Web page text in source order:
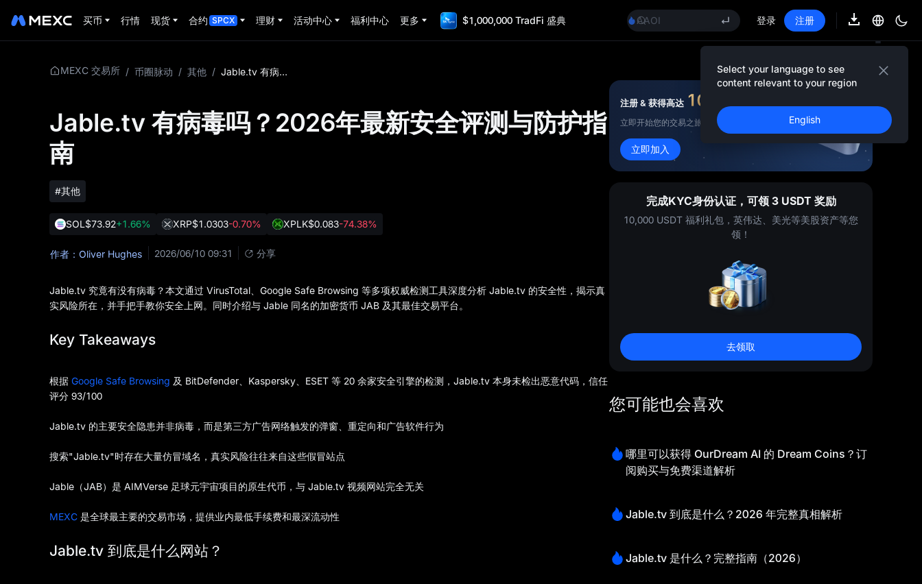
买币 行情 现货 合约 SPCX 理财 活动中心 福利中心 更多 $1,000,000 TradFi 盛典
AAOI
SKYAI
UNITREE 8.10 科创板申购
SPCX 解禁不跌反涨
GOLD(XAU)
AAOI
SKYAI
UNITREE 8.10 科创板申购
SPCX 解禁不跌反涨
登录 注册
Select your language to see
content relevant to your region
English
MEXC 交易所 / 币圈脉动 / 其他 / Jable.tv 有病毒吗？2026年最新安全评测与防护指南
Jable.tv 有病毒吗？2026年最新安全评测与防护指
南
#其他
SOL$73.92+1.66% XRP$1.0303-0.70% XPLK$0.083-74.38%
作者：Oliver Hughes 2026/06/10 09:31 分享
Jable.tv 究竟有没有病毒？本文通过 VirusTotal、Google Safe Browsing 等多项权威检测工具深度分析 Jable.tv 的安全性，揭示真
实风险所在，并手把手教你安全上网。同时介绍与 Jable 同名的加密货币 JAB 及其最佳交易平台。
Key Takeaways
根据 Google Safe Browsing 及 BitDefender、Kaspersky、ESET 等 20 余家安全引擎的检测，Jable.tv 本身未检出恶意代码，信任
评分 93/100
Jable.tv 的主要安全隐患并非病毒，而是第三方广告网络触发的弹窗、重定向和广告软件行为
搜索"Jable.tv"时存在大量仿冒域名，真实风险往往来自这些假冒站点
Jable（JAB）是 AIMVerse 足球元宇宙项目的原生代币，与 Jable.tv 视频网站完全无关
MEXC 是全球最主要的交易市场，提供业内最低手续费和最深流动性
Jable.tv 到底是什么网站？
注册 & 获得高达 10,000
立即开始您的交易之旅！
立即加入
完成KYC身份认证，可领 3 USDT 奖励
10,000 USDT 福利礼包，英伟达、美光等美股资产等您
领！
去领取
您可能也会喜欢
哪里可以获得 OurDream AI 的 Dream Coins？订
阅购买与免费渠道解析
Jable.tv 到底是什么？2026 年完整真相解析
Jable.tv 是什么？完整指南（2026）